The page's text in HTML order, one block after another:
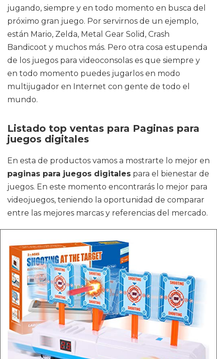
jugando, siempre y en todo momento en busca del
próximo gran juego. Por servirnos de un ejemplo,
están Mario, Zelda, Metal Gear Solid, Crash
Bandicoot y muchos más. Pero otra cosa estupenda
de los juegos para videoconsolas es que siempre y
en todo momento puedes jugarlos en modo
multijugador en Internet con gente de todo el
mundo.
Listado top ventas para Paginas para
juegos digitales
En esta de productos vamos a mostrarte lo mejor en
paginas para juegos digitales para el bienestar de
juegos. En este momento encontrarás lo mejor para
videojuegos, teniendo la oportunidad de comparar
entre las mejores marcas y referencias del mercado.